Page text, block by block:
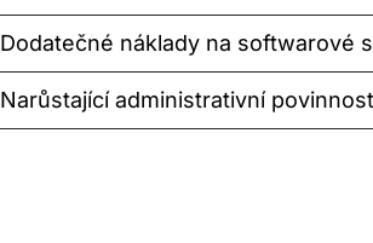
Dodatečné náklady na softwarové
Narůstající administrativní